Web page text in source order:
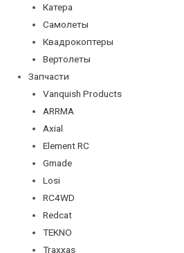
Катера
Самолеты
Квадрокоптеры
Вертолеты
Запчасти
Vanquish Products
ARRMA
Axial
Element RC
Gmade
Losi
RC4WD
Redcat
TEKNO
Traxxas